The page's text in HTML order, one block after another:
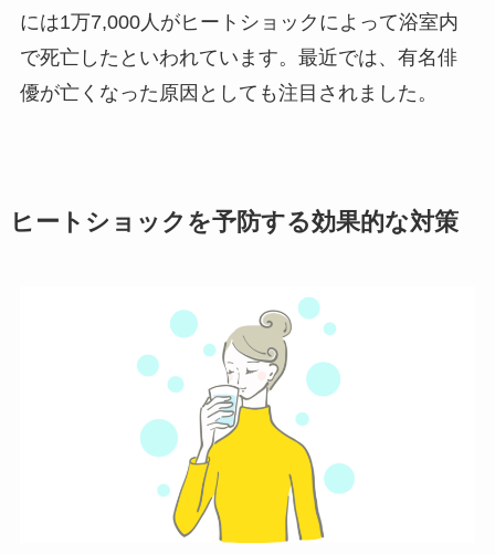
には1万7,000人がヒートショックによって浴室内
で死亡したといわれています。最近では、有名俳
優が亡くなった原因としても注目されました。
ヒートショックを予防する効果的な対策